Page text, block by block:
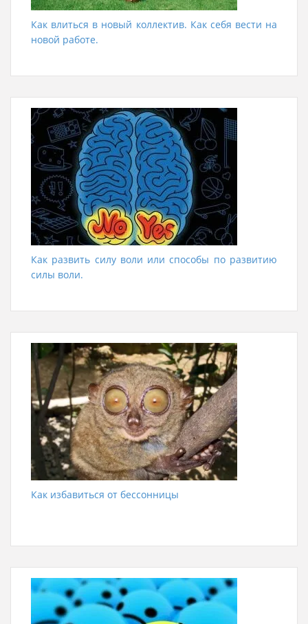
Как влиться в новый коллектив. Как себя вести на
новой работе.
Как развить силу воли или способы по развитию
силы воли.
Как избавиться от бессонницы